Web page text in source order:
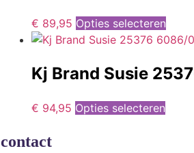
€ 89,95 Opties selecteren
Kj Brand Susie
€ 94,95 Opties selecteren
contact